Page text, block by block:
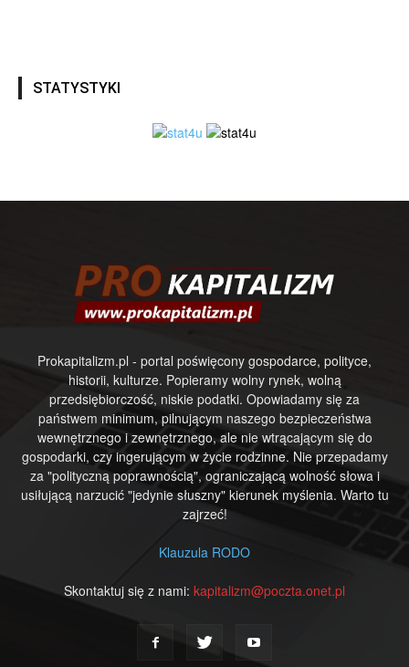
STATYSTYKI
Prokapitalizm.pl - portal poświęcony gospodarce, polityce,
historii, kulturze. Popieramy wolny rynek, wolną
przedsiębiorczość, niskie podatki. Opowiadamy się za
państwem minimum, pilnującym naszego bezpieczeństwa
wewnętrznego i zewnętrznego, ale nie wtrącającym się do
gospodarki, czy ingerującym w życie rodzinne. Nie przepadamy
za "polityczną poprawnością", ograniczającą wolność słowa i
usiłującą narzucić "jedynie słuszny" kierunek myślenia. Warto tu
zajrzeć!
Klauzula RODO
Skontaktuj się z nami: kapitalizm@poczta.onet.pl